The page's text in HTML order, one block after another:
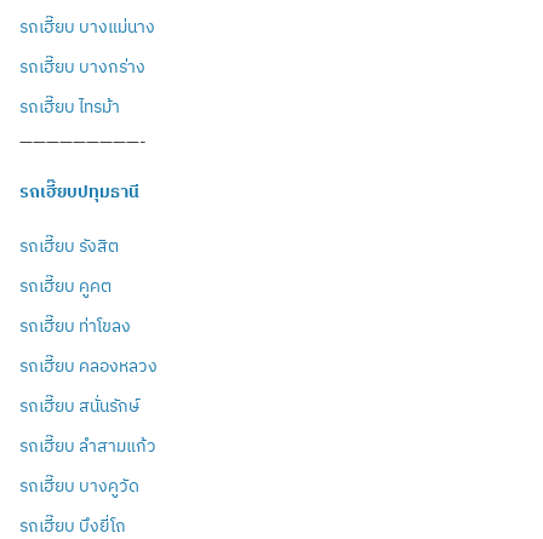
รถเฮี๊ยบ บางแม่นาง
รถเฮี๊ยบ บางกร่าง
รถเฮี๊ยบ ไทรม้า
—————————-
รถเฮี๊ยบปทุมธานี
รถเฮี๊ยบ รังสิต
รถเฮี๊ยบ คูคต
รถเฮี๊ยบ ท่าโขลง
รถเฮี๊ยบ คลองหลวง
รถเฮี๊ยบ สนั่นรักษ์
รถเฮี๊ยบ ลำสามแก้ว
รถเฮี๊ยบ บางคูวัด
รถเฮี๊ยบ บึงยี่โถ